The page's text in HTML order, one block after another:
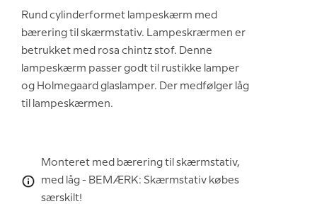
Rund cylinderformet lampeskærm med
bærering til skærmstativ. Lampeskrærmen er
betrukket med rosa chintz stof. Denne
lampeskærm passer godt til rustikke lamper
og Holmegaard glaslamper. Der medfølger låg
til lampeskærmen.
Monteret med bærering til skærmstativ,
med låg - BEMÆRK: Skærmstativ købes
særskilt!